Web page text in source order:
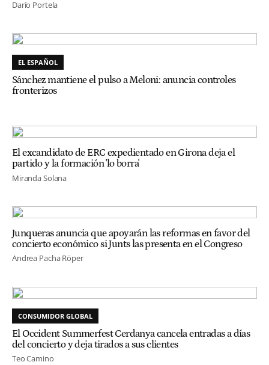
Darío Portela
EL ESPAÑOL
Sánchez mantiene el pulso a Meloni: anuncia controles
fronterizos
El excandidato de ERC expedientado en Girona deja el
partido y la formación 'lo borra'
Miranda Solana
Junqueras anuncia que apoyarán las reformas en favor del
concierto económico si Junts las presenta en el Congreso
Andrea Pacha Röper
CONSUMIDOR GLOBAL
El Occident Summerfest Cerdanya cancela entradas a días
del concierto y deja tirados a sus clientes
Teo Camino